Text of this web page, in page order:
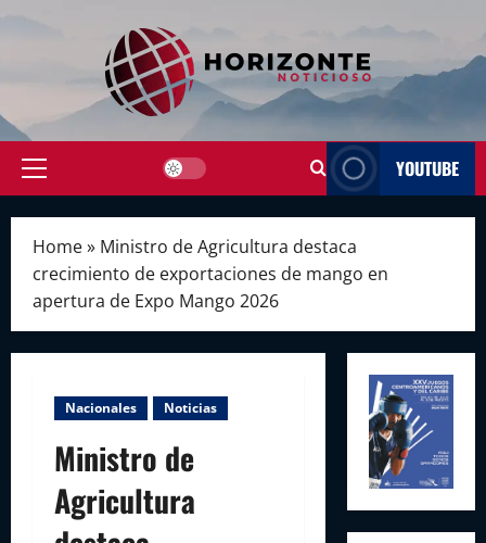
Primary
YOUTUBE
Home» Ministro de Agricultura destaca
crecimiento de exportaciones de mango en
apertura de Expo Mango 2026
Nacionales Noticias
Ministro de
Agricultura